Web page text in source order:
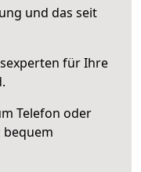
und das seit
für Ihre
Telefon oder
bequem